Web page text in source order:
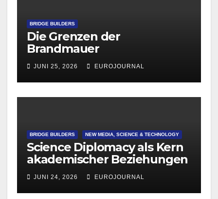
BRIDGE BUILDERS
Die Grenzen der
Brandmauer
JUNI 25, 2026 EUROJOURNAL
BRIDGE BUILDERS NEW MEDIA, SCIENCE & TECHNOLOGY
Science Diplomacy als Kern
akademischer Beziehungen
JUNI 24, 2026 EUROJOURNAL